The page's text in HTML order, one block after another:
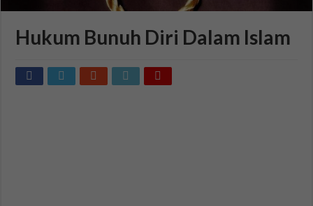
Hukum Bunuh Diri Dalam Islam